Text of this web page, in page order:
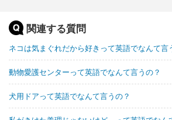
関連する質問
ネコは気まぐれだから好きって英語でなんて言
動物愛護センターって英語でなんて言うの？
犬用ドアって英語でなんて言うの？